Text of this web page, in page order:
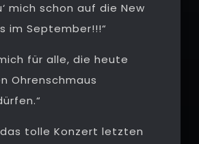
mich schon auf die New
im September!!!“
für alle, die heute
Ohrenschmaus
das tolle Konzert letzten